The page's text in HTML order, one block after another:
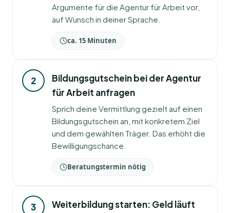
Argumente für die Agentur für Arbeit vor,
auf Wunsch in deiner Sprache.
ca. 15 Minuten
2
Bildungsgutschein bei der Agentur
für Arbeit anfragen
Sprich deine Vermittlung gezielt auf einen
Bildungsgutschein an, mit konkretem Ziel
und dem gewählten Träger. Das erhöht die
Bewilligungschance.
Beratungstermin nötig
3 Weiterbildung starten: Geld läuft